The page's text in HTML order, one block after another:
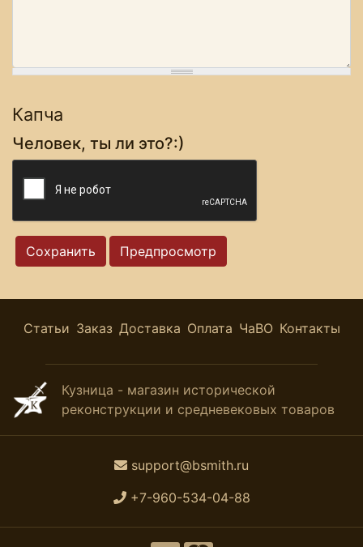
Капча
Человек, ты ли это?:)
Статьи Заказ Доставка Оплата ЧаВО Контакты
Кузница - магазин исторической
реконструкции и средневековых товаров
support@bsmith.ru
+7-960-534-04-88